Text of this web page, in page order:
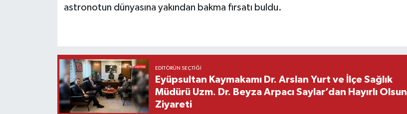
astronotun dünyasına yakından bakma fırsatı buldu.
EDITÖRÜN SEÇTIĞI
Eyüpsultan Kaymakamı Dr. Arslan Yurt ve İlçe Sağlık
Müdürü Uzm. Dr. Beyza Arpacı Saylar’dan Hayırlı Olsun
Ziyareti